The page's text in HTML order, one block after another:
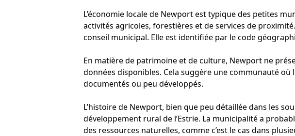
L’économie locale de Newport est typique des petites
activités agricoles, forestières et de services de
conseil municipal. Elle est identifiée par le code
En matière de patrimoine et de culture, Newport ne
données disponibles. Cela suggère une communauté
documentés ou peu développés.
L’histoire de Newport, bien que peu détaillée dans les
développement rural de l’Estrie. La municipalité a
des ressources naturelles, comme c’est le cas dans